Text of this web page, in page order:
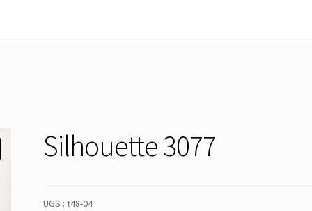
Silhouette 3077
UGS :t48-04